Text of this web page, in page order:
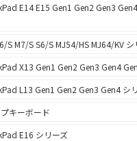
E14 E15 Gen1 Gen2 Gen3
S M7/S S6/S MJ54/HS MJ64/KV シ
X13 Gen1 Gen2 Gen3 Gen4
L13 Gen1 Gen2 Gen3 Gen4 シ
キーボード
E16 シリーズ